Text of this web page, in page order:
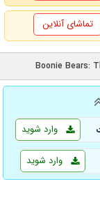
تماشای آنلاین
وارد شوید
وارد شوید